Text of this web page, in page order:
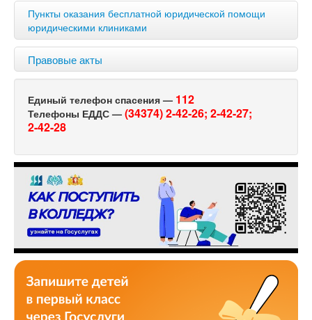
Пункты оказания бесплатной юридической помощи
юридическими клиниками
Правовые акты
Единый телефон спасения — 112
Телефоны ЕДДС — (34374) 2-42-26; 2-42-27;
2-42-28